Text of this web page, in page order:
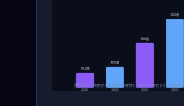
2025 2026 2028 2030
76.3億
115.5億
350億
503億
資料來源：Grand View Research、Precedence